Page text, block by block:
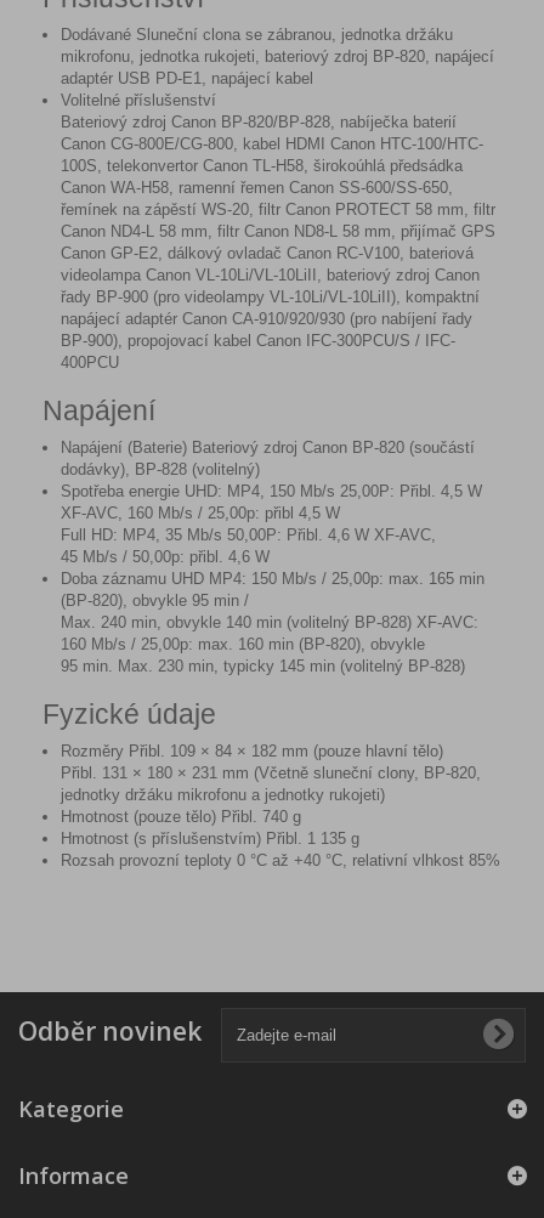
Dodávané Sluneční clona se zábranou, jednotka držáku
mikrofonu, jednotka rukojeti, bateriový zdroj BP-820, napájecí
adaptér USB PD-E1, napájecí kabel
Volitelné příslušenství
Bateriový zdroj Canon BP-820/BP-828, nabíječka baterií
Canon CG-800E/CG-800, kabel HDMI Canon HTC-100/HTC-
100S, telekonvertor Canon TL-H58, širokoúhlá předsádka
Canon WA-H58, ramenní řemen Canon SS-600/SS-650,
řemínek na zápěstí WS-20, filtr Canon PROTECT 58 mm, filtr
Canon ND4-L 58 mm, filtr Canon ND8-L 58 mm, přijímač GPS
Canon GP-E2, dálkový ovladač Canon RC-V100, bateriová
videolampa Canon VL-10Li/VL-10LiII, bateriový zdroj Canon
řady BP-900 (pro videolampy VL-10Li/VL-10LiII), kompaktní
napájecí adaptér Canon CA-910/920/930 (pro nabíjení řady
BP-900), propojovací kabel Canon IFC-300PCU/S / IFC-
400PCU
Napájení
Napájení (Baterie) Bateriový zdroj Canon BP-820 (součástí
dodávky), BP-828 (volitelný)
Spotřeba energie UHD: MP4, 150 Mb/s 25,00P: Přibl. 4,5 W
XF-AVC, 160 Mb/s / 25,00p: přibl 4,5 W
Full HD: MP4, 35 Mb/s 50,00P: Přibl. 4,6 W XF-AVC,
45 Mb/s / 50,00p: přibl. 4,6 W
Doba záznamu UHD MP4: 150 Mb/s / 25,00p: max. 165 min
(BP-820), obvykle 95 min /
Max. 240 min, obvykle 140 min (volitelný BP-828) XF-AVC:
160 Mb/s / 25,00p: max. 160 min (BP-820), obvykle
95 min. Max. 230 min, typicky 145 min (volitelný BP-828)
Fyzické údaje
Rozměry Přibl. 109 × 84 × 182 mm (pouze hlavní tělo)
Přibl. 131 × 180 × 231 mm (Včetně sluneční clony, BP-820,
jednotky držáku mikrofonu a jednotky rukojeti)
Hmotnost (pouze tělo) Přibl. 740 g
Hmotnost (s příslušenstvím) Přibl. 1 135 g
Rozsah provozní teploty 0 °C až +40 °C, relativní vlhkost 85%
Odběr novinek
Kategorie
Informace